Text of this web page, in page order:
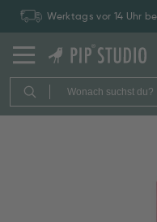
Werktags vor 14 Uhr